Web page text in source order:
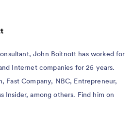
John Boitnott has worked for
Internet companies for 25 years.
Fast Company, NBC, Entrepreneur,
Insider, among others. Find him on